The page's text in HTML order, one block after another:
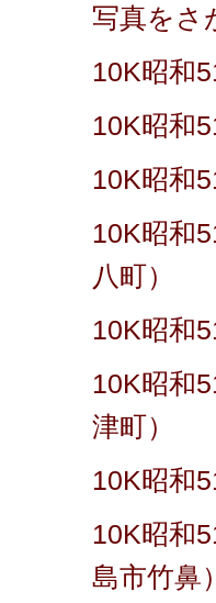
写真をさ
10K昭和
10K昭和
10K昭和
10K昭和
八町）
10K昭和
10K昭和
津町）
10K昭和
10K昭和
島市竹鼻